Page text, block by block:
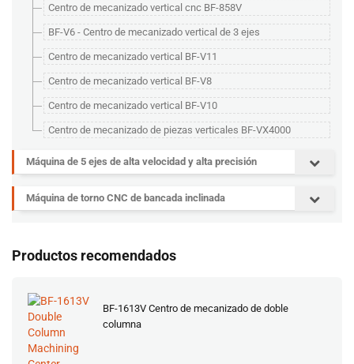
Centro de mecanizado vertical cnc BF-858V
BF-V6 - Centro de mecanizado vertical de 3 ejes
Centro de mecanizado vertical BF-V11
Centro de mecanizado vertical BF-V8
Centro de mecanizado vertical BF-V10
Centro de mecanizado de piezas verticales BF-VX4000
Máquina de 5 ejes de alta velocidad y alta precisión
Máquina de torno CNC de bancada inclinada
Productos recomendados
BF-1613V Centro de mecanizado de doble
columna